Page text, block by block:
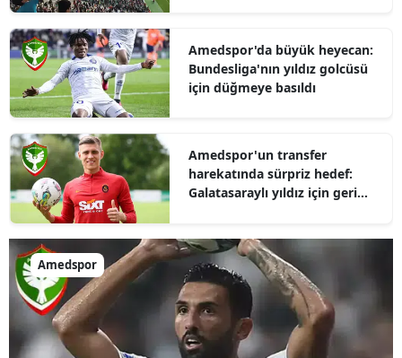
Amedspor'da büyük heyecan:
Bundesliga'nın yıldız golcüsü
için düğmeye basıldı
Amedspor'un transfer
harekatında sürpriz hedef:
Galatasaraylı yıldız için geri
Amedspor